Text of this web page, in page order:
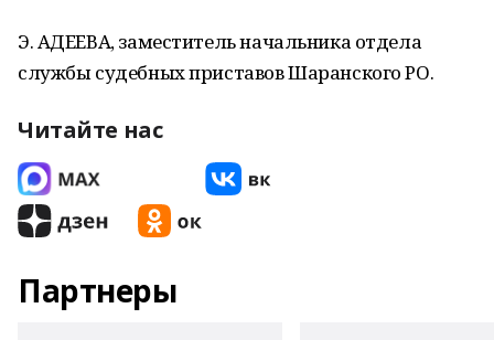
Э. АДЕЕВА, заместитель начальника отдела
службы судебных приставов Шаранского РО.
Читайте нас
Партнеры